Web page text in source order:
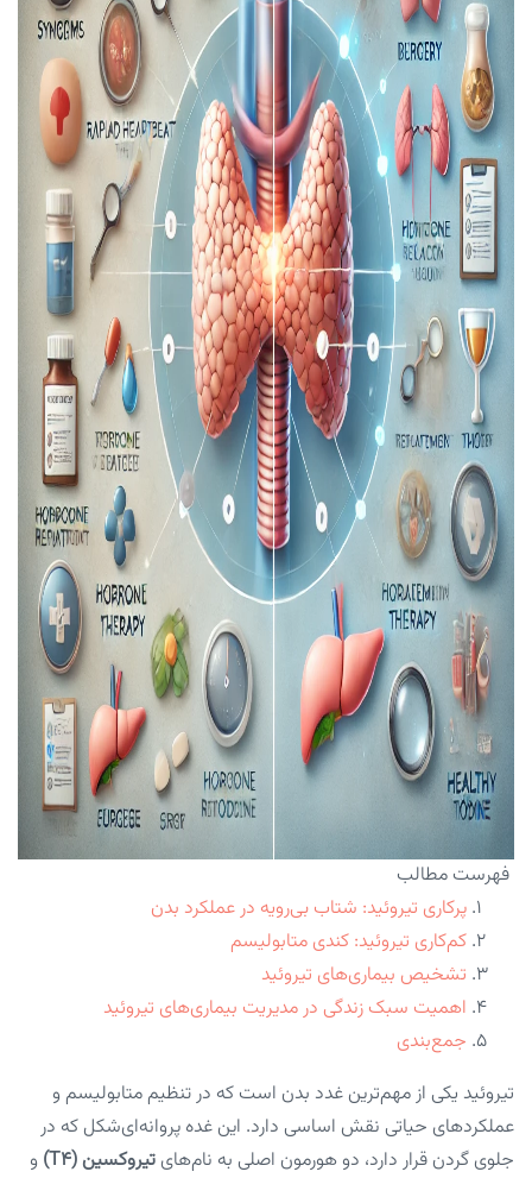
فهرست مطالب
پرکاری تیروئید: شتاب بی‌رویه در عملکرد بدن
کم‌کاری تیروئید: کندی متابولیسم
تشخیص بیماری‌های تیروئید
اهمیت سبک زندگی در مدیریت بیماری‌های تیروئید
جمع‌بندی
تیروئید یکی از مهم‌ترین غدد بدن است که در تنظیم متابولیسم و
عملکرد‌های حیاتی نقش اساسی دارد. این غده پروانه‌ای‌شکل که در
جلوی گردن قرار دارد، دو هورمون اصلی به نام‌های تیروکسین (T4)
و